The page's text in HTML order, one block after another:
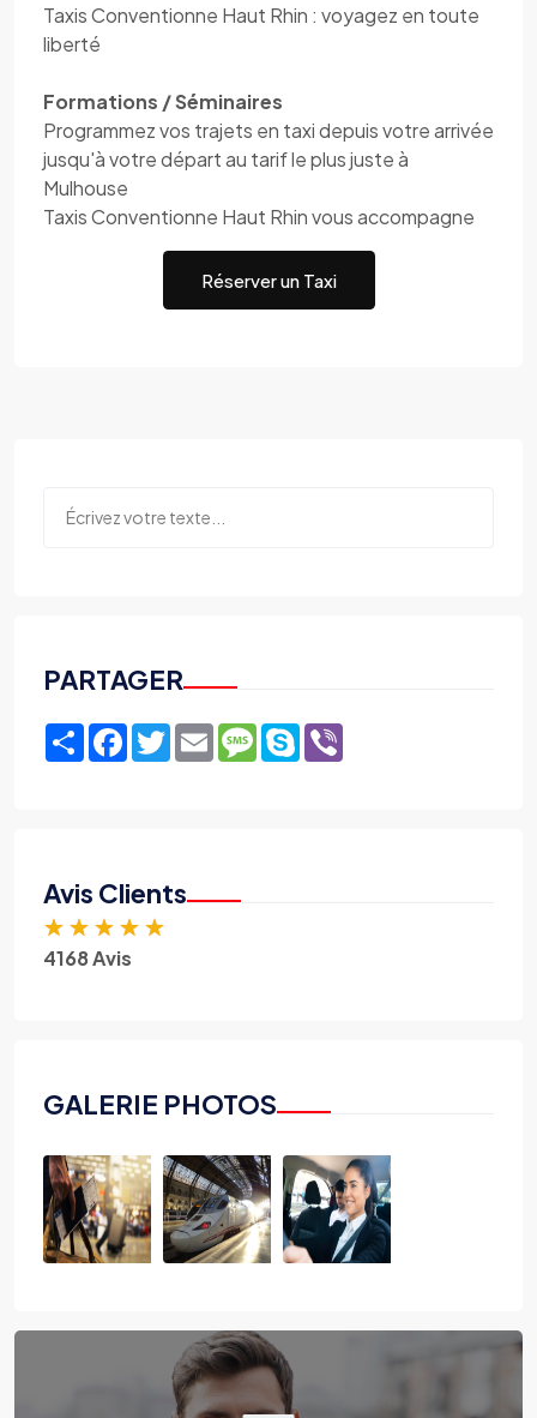
Taxis Conventionne Haut Rhin : voyagez en toute
liberté
Formations / Séminaires
Programmez vos trajets en taxi depuis votre arrivée
jusqu'à votre départ au tarif le plus juste à
Mulhouse
Taxis Conventionne Haut Rhin vous accompagne
Réserver un Taxi
PARTAGER
ShareFacebook
TwitterEmailMessage
Skype
Avis Clients
★ ★ ★ ★ ★
4168 Avis
GALERIE PHOTOS